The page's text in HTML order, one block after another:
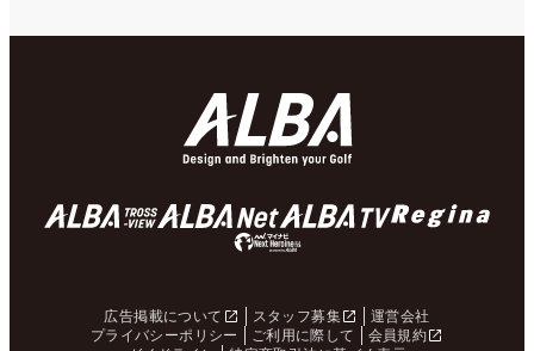
広告掲載について スタッフ募集
運営会社
プライバシーポリシー
ご利用に際して
会員規約